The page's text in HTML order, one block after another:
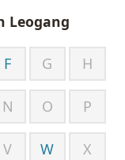
Leogang
F G H
N O P
V W X